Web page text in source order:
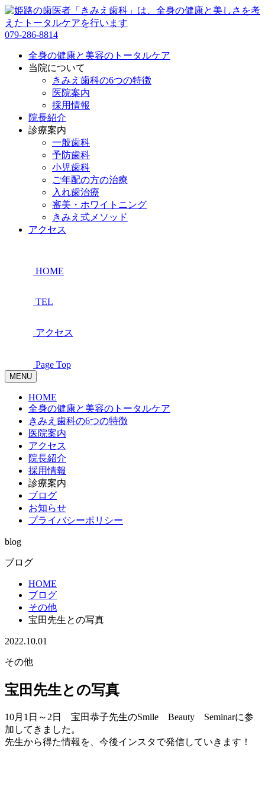
079-286-8814
全身の健康と美容のトータルケア
当院について
きみえ歯科の6つの特徴
医院案内
採用情報
院長紹介
診療案内
一般歯科
予防歯科
小児歯科
ご年配の方の治療
入れ歯治療
審美・ホワイトニング
きみえ式メソッド
アクセス
HOME
TEL
アクセス
Page Top
MENU
HOME
全身の健康と美容のトータルケア
きみえ歯科の6つの特徴
医院案内
アクセス
院長紹介
採用情報
診療案内
ブログ
お知らせ
プライバシーポリシー
blog
ブログ
HOME
ブログ
その他
宝田先生との写真
2022.10.01
その他
宝田先生との写真
10月1日～2日 宝田恭子先生のSmile Beauty Seminarに参
加してきました。
先生から得た情報を、今後インスタで発信していきます！